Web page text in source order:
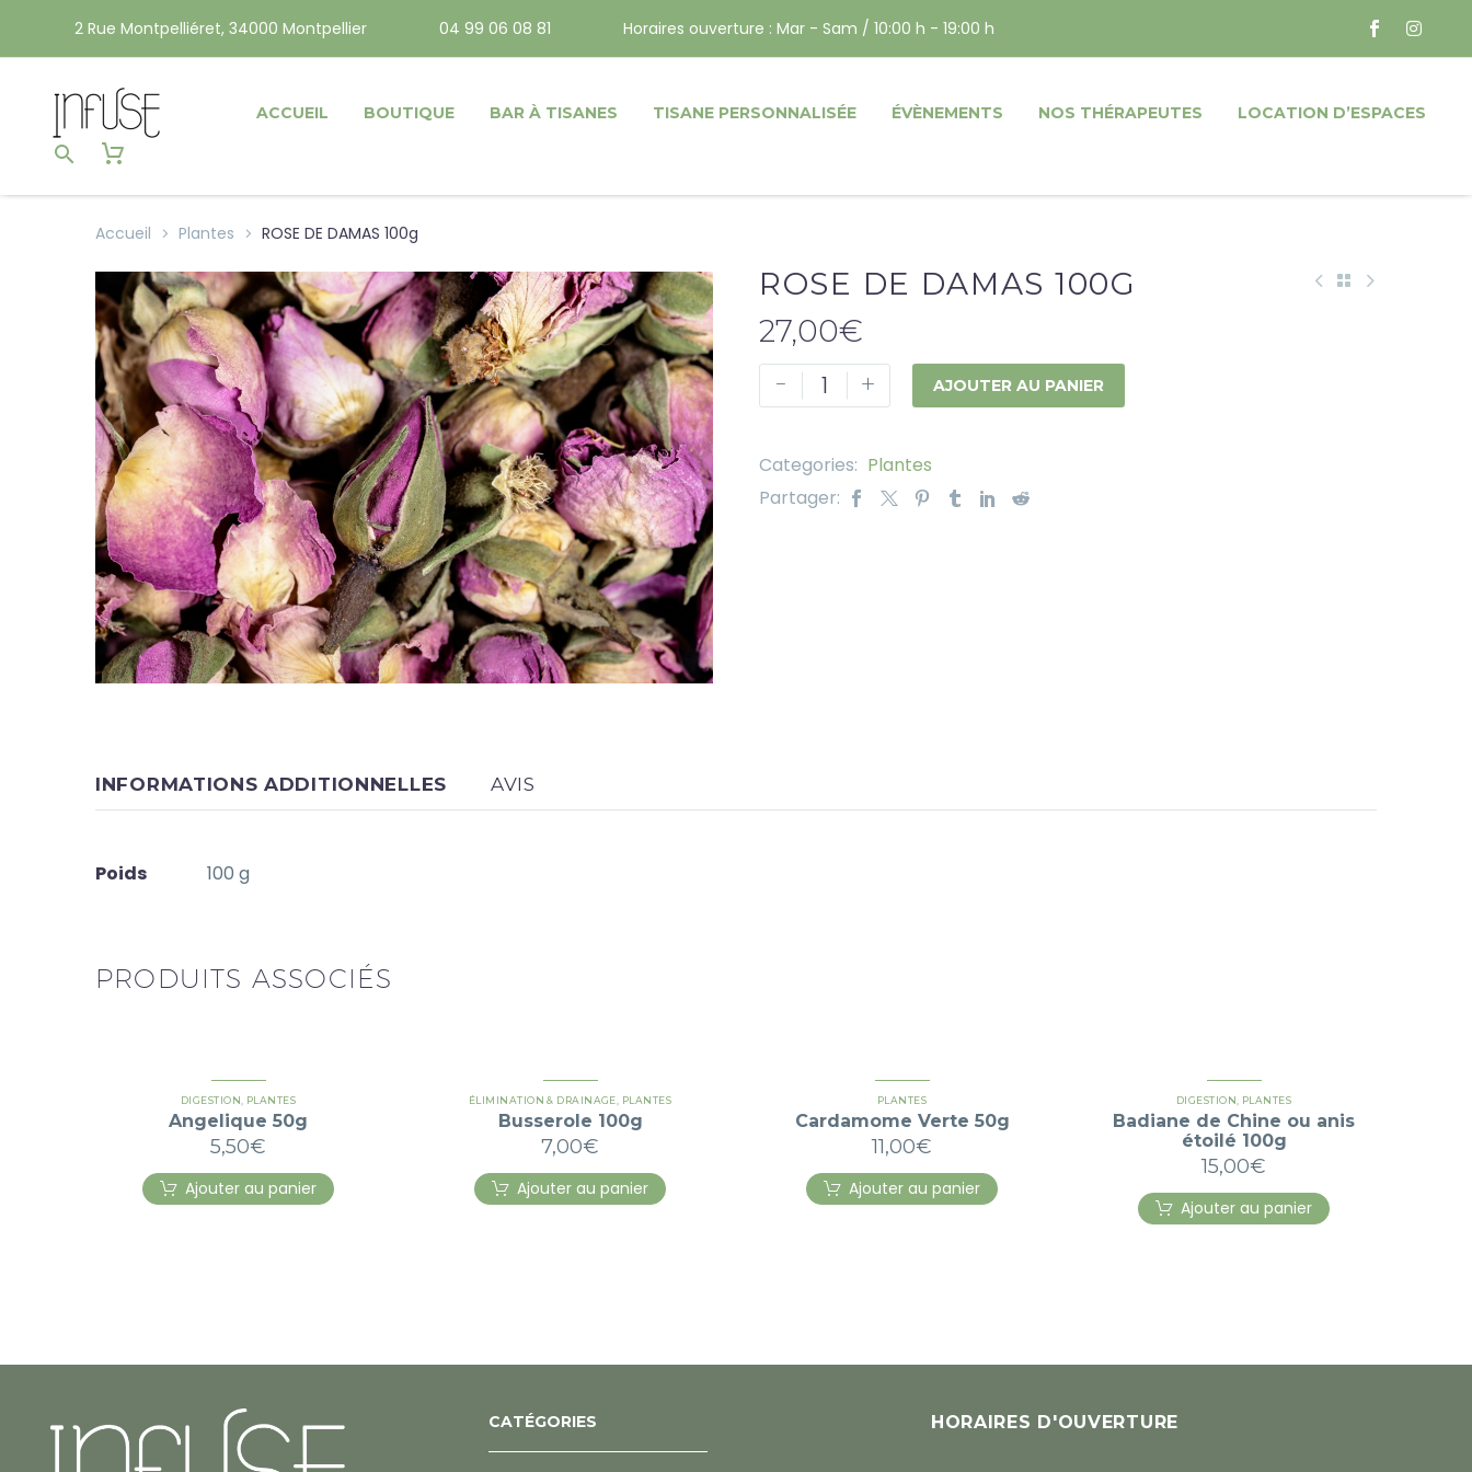
2 Rue Montpelliéret, 34000 Montpellier 04 99 06 08 81 Horaires ouverture : Mar - Sam / 10:00 h - 19:00 h
ACCUEIL BOUTIQUE BAR À TISANES TISANE PERSONNALISÉE ÉVÈNEMENTS NOS THÉRAPEUTES LOCATION D’ESPACES
Accueil Plantes ROSE DE DAMAS 100g
ROSE DE DAMAS 100G
27,00€
- + AJOUTER AU PANIER
Categories: Plantes
Partager:
INFORMATIONS ADDITIONNELLES AVIS
Poids 100 g
PRODUITS ASSOCIÉS
DIGESTION, PLANTES
Angelique 50g
5,50€
Ajouter au panier
ÉLIMINATION & DRAINAGE, PLANTES
Busserole 100g
7,00€
Ajouter au panier
PLANTES
Cardamome Verte 50g
11,00€
Ajouter au panier
DIGESTION, PLANTES
Badiane de Chine ou anis
étoilé 100g
15,00€
Ajouter au panier
CATÉGORIES HORAIRES D'OUVERTURE